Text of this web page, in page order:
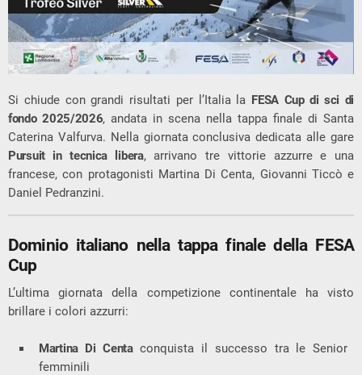
Si chiude con grandi risultati per l’Italia la FESA Cup di sci di
fondo 2025/2026, andata in scena nella tappa finale di Santa
Caterina Valfurva. Nella giornata conclusiva dedicata alle gare
Pursuit in tecnica libera, arrivano tre vittorie azzurre e una
francese, con protagonisti Martina Di Centa, Giovanni Ticcò e
Daniel Pedranzini.
Dominio italiano nella tappa finale della FESA
Cup
L’ultima giornata della competizione continentale ha visto
brillare i colori azzurri:
Martina Di Centaconquista il successo tra le Senior
femminili